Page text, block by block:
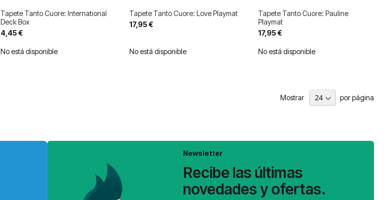
Tapete Tanto Cuore: International
Deck Box
4,45 €
No está disponible
Tapete Tanto Cuore: Love Playmat
17,95 €
No está disponible
Tapete Tanto Cuore: Pauline
Playmat
17,95 €
No está disponible
Mostrar por página
Newsletter
Recibe las últimas
novedades y ofertas.